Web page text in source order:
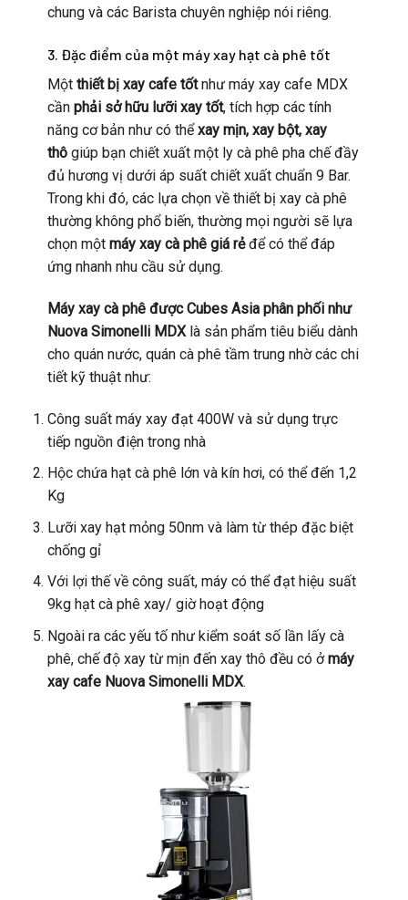
chung và các Barista chuyên nghiệp nói riêng.
3. Đặc điểm của một máy xay hạt cà phê tốt
Mộtthiết bị xay cafe tốtnhư máy xay cafe MDX
cần phải sở hữu lưỡi xay tốt, tích hợp các tính
năng cơ bản như có thểxay mịn, xay bột, xay
thôgiúp bạn chiết xuất một ly cà phê pha chế đầy
đủ hương vị dưới áp suất chiết xuất chuẩn 9 Bar.
Trong khi đó, các lựa chọn về thiết bị xay cà phê
thường không phổ biến, thường mọi người sẽ lựa
chọn một máy xay cà phê giá rẻđể có thể đáp
ứng nhanh nhu cầu sử dụng.
Máy xay cà phê được Cubes Asia phân phối như
Nuova Simonelli MDXlà sản phẩm tiêu biểu dành
cho quán nước, quán cà phê tầm trung nhờ các chi
tiết kỹ thuật như:
Công suất máy xay đạt 400W và sử dụng trực
tiếp nguồn điện trong nhà
Hộc chứa hạt cà phê lớn và kín hơi, có thể đến 1,2
Kg
Lưỡi xay hạt mỏng 50nm và làm từ thép đặc biệt
chống gỉ
Với lợi thế về công suất, máy có thể đạt hiệu suất
9kg hạt cà phê xay/ giờ hoạt động
Ngoài ra các yếu tố như kiểm soát số lần lấy cà
phê, chế độ xay từ mịn đến xay thô đều có ởmáy
xay cafe Nuova Simonelli MDX.